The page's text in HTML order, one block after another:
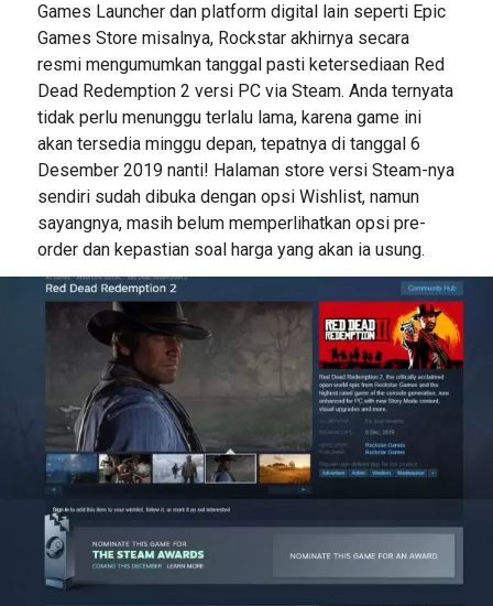
Games Launcher dan platform digital lain seperti Epic
Games Store misalnya, Rockstar akhirnya secara
resmi mengumumkan tanggal pasti ketersediaan Red
Dead Redemption 2 versi PC via Steam. Anda ternyata
tidak perlu menunggu terlalu lama, karena game ini
akan tersedia minggu depan, tepatnya di tanggal 6
Desember 2019 nanti! Halaman store versi Steam-nya
sendiri sudah dibuka dengan opsi Wishlist, namun
sayangnya, masih belum memperlihatkan opsi pre-
order dan kepastian soal harga yang akan ia usung.